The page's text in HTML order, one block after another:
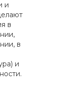
и
в
в
и